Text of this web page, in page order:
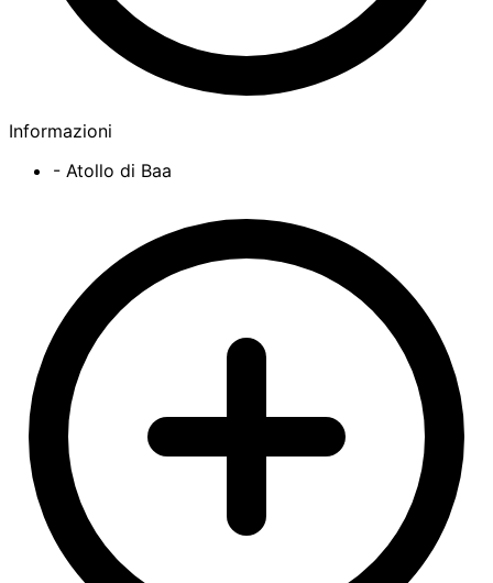
Informazioni
- Atollo di Baa